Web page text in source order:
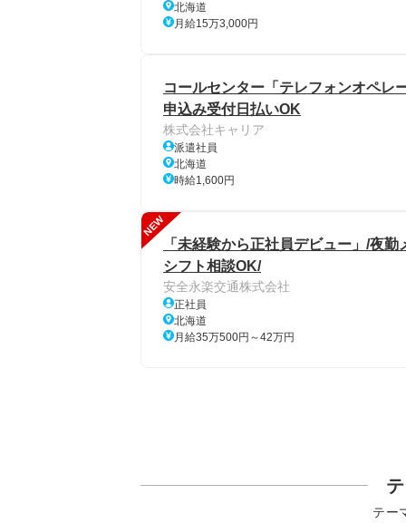
北海道
月給15万3,000円
コールセンター「テレフォンオペレ
申込み受付日払いOK
株式会社キャリア
派遣社員
北海道
時給1,600円
NEW
「未経験から正社員デビュー」/夜
シフト相談OK/
安全永楽交通株式会社
正社員
北海道
月給35万500円～42万円
テー